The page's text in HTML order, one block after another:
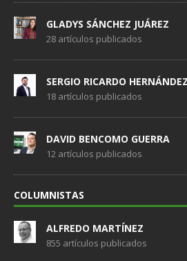
GLADYS SÁNCHEZ JUÁREZ
28 artículos publicados
SERGIO RICARDO
18 artículos publicados
DAVID BENCOMO GUERRA
12 artículos publicados
COLUMNISTAS
ALFREDO MARTÍNEZ
855 artículos publicados